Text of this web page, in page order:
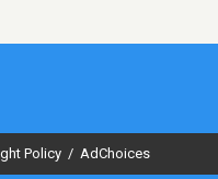
Policy / AdChoices